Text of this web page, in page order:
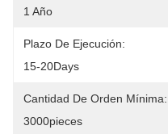
1 Año
Plazo De Ejecución:
15-20Days
Cantidad De Orden Mínima:
3000pieces